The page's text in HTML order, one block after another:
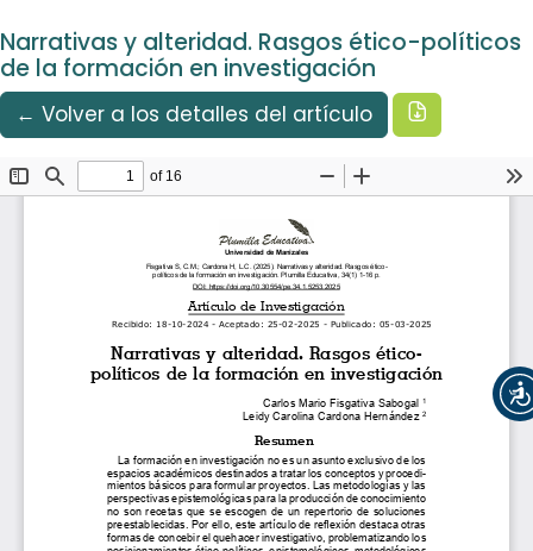
Registrarse Entrar
Narrativas y alteridad. Rasgos ético-políticos
de la formación en investigación
← Volver a los detalles del artículo